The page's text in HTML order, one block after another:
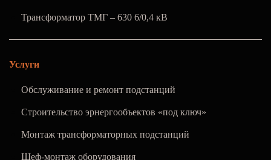
Трансформатор ТМГ – 630 6/0,4 кВ
Услуги
Обслуживание и ремонт подстанций
Строительство эрнергообъектов «под ключ»
Монтаж трансформаторных подстанций
Шеф-монтаж оборудования